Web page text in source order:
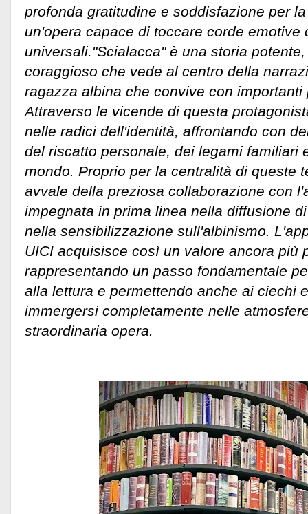
profonda gratitudine e soddisfazione per
un'opera capace di toccare corde emotive
universali. "Scialacca" è una storia
coraggioso che vede al centro della
ragazza albina che convive con
Attraverso le vicende di questa
nelle radici dell'identità, affrontando con
del riscatto personale, dei legami familiari
mondo. Proprio per la centralità di queste
avvale della preziosa collaborazione con
impegnata in prima linea nella diffusione
nella sensibilizzazione sull'albinismo.
UICI acquisisce così un valore ancora più
rappresentando un passo fondamentale
alla lettura e permettendo anche ai ciechi
immergersi completamente nelle
straordinaria opera.